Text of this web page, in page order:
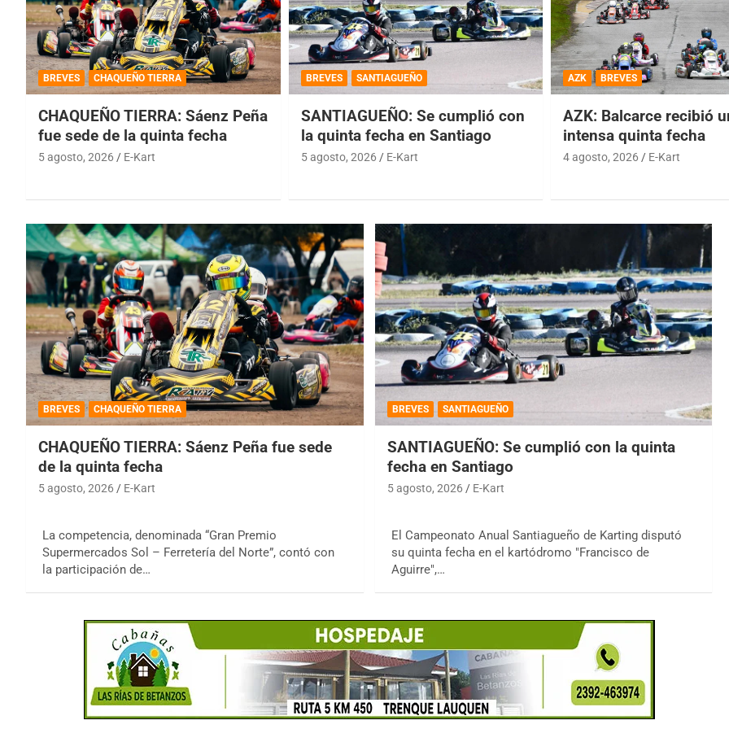
BREVES CHAQUEÑO TIERRA
CHAQUEÑO TIERRA: Sáenz Peña
fue sede de la quinta fecha
5 agosto, 2026 E-Kart
BREVES SANTIAGUEÑO
SANTIAGUEÑO: Se cumplió con
la quinta fecha en Santiago
5 agosto, 2026 E-Kart
AZK BREVES
AZK: Balcarce recibió
intensa quinta fecha
4 agosto, 2026 E-Kart
BREVES CHAQUEÑO TIERRA
CHAQUEÑO TIERRA: Sáenz Peña fue sede
de la quinta fecha
5 agosto, 2026 E-Kart
La competencia, denominada “Gran Premio
Supermercados Sol – Ferretería del Norte”, contó con
la participación de…
BREVES SANTIAGUEÑO
SANTIAGUEÑO: Se cumplió con la quinta
fecha en Santiago
5 agosto, 2026 E-Kart
El Campeonato Anual Santiagueño de Karting disputó
su quinta fecha en el kartódromo "Francisco de
Aguirre",…